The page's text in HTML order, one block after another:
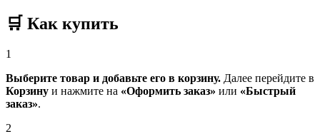
🛒 Как купить
1
Выберите товар и добавьте его в корзину. Далее перейдите в
Корзину и нажмите на «Оформить заказ» или «Быстрый
заказ».
2